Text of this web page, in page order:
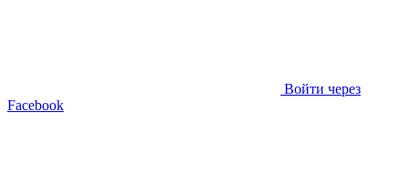
Войти через
Facebook